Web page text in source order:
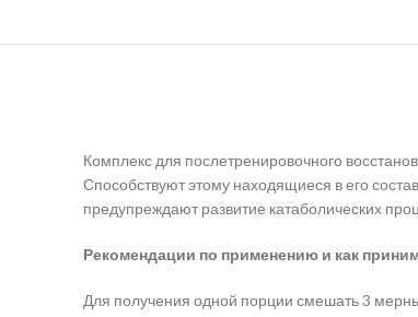
Комплекс для послетренировочного
Способствуют этому находящиеся в его
предупреждают развитие катаболических
Рекомендации по применению и как
Для получения одной порции смешать 3